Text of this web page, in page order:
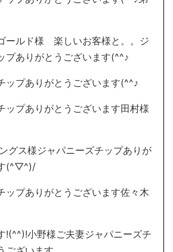
ールド様 楽しいお客様と。。ジ
プありがとうございます(^^♪
ップありがとうございます(^^♪
ップありがとうございます田村様
グス様ジャパニーズチップありが
(^▽^)/
ップありがとうございます佐々木
!(^^)!小野様ご夫妻ジャパニーズチ